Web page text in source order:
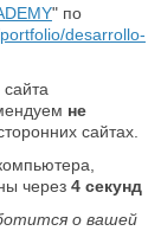
" по
desarrollo-
не
сайтах.
через 4секунд
о вашей